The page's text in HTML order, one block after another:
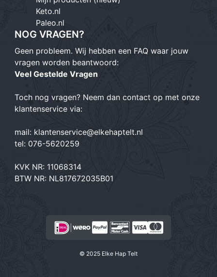
Keto.nl
Paleo.nl
NOG VRAGEN?
Geen probleem. Wij hebben een FAQ waar jouw
vragen worden beantwoord:
Veel Gestelde Vragen
Toch nog vragen? Neem dan contact op met onze
klantenservice via:
mail: klantenservice@elkehaptelt.nl
tel: 076-5620259
KVK NR: 11068314
BTW NR: NL817672035B01
© 2025 Elke Hap Telt
Item toegevoegd aan winkelwagen.